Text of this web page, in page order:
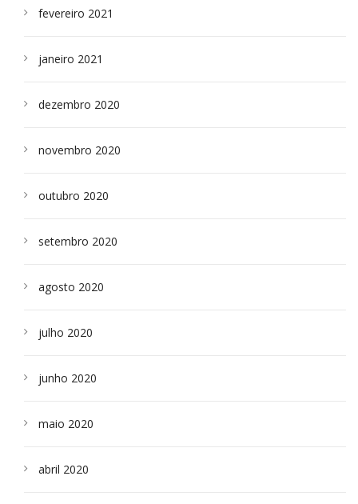
fevereiro 2021
janeiro 2021
dezembro 2020
novembro 2020
outubro 2020
setembro 2020
agosto 2020
julho 2020
junho 2020
maio 2020
abril 2020